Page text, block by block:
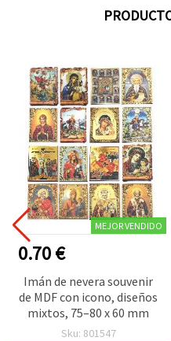
MEJOR VENDIDO
0.70 €
Imán de nevera souvenir
de MDF con icono, diseños
mixtos, 75–80 x 60 mm
Sku: 801547